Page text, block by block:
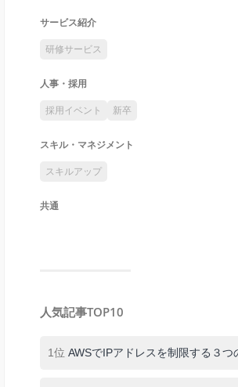
サービス紹介
研修サービス
人事・採用
採用イベント 新卒
スキル・マネジメント
スキルアップ
共通
人気記事TOP10
1位 AWSでIPアドレスを制限する３つ